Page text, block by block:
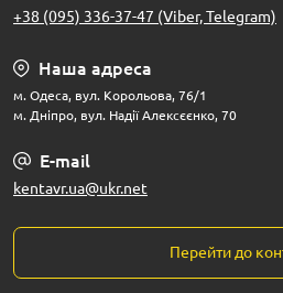
+38 (095) 336-37-47 (Viber, Telegram)
Наша адреса
м. Одеса, вул. Корольова, 76/1
м. Дніпро, вул. Надії Алексєєнко, 70
E-mail
kentavr.ua@ukr.net
Перейти до